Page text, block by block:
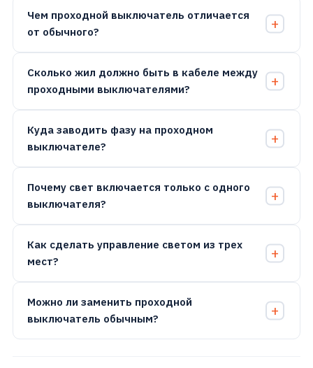
Чем проходной выключатель отличается
от обычного?
Сколько жил должно быть в кабеле между
проходными выключателями?
Куда заводить фазу на проходном
выключателе?
Почему свет включается только с одного
выключателя?
Как сделать управление светом из трех
мест?
Можно ли заменить проходной
выключатель обычным?